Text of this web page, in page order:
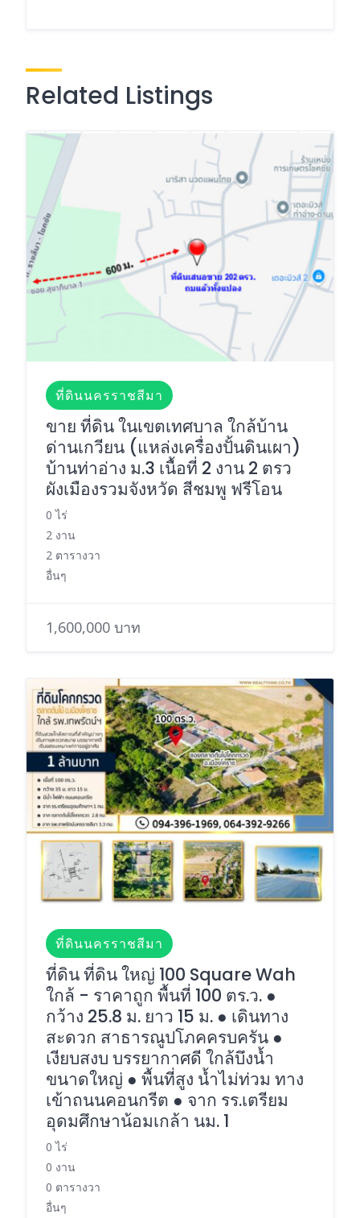
Related Listings
ที่ดินนครราชสีมา
ขาย ที่ดิน ในเขตเทศบาล ใกล้บ้าน
ด่านเกวียน (แหล่งเครื่องปั้นดินเผา)
บ้านท่าอ่าง ม.3 เนื้อที่ 2 งาน 2 ตรว
ผังเมืองรวมจังหวัด สีชมพู ฟรีโอน
0 ไร่
2 งาน
2 ตารางวา
อื่นๆ
1,600,000 บาท
ที่ดินนครราชสีมา
ที่ดิน ที่ดิน ใหญ่ 100 Square Wah
ใกล้ - ราคาถูก พื้นที่ 100 ตร.ว. ●
กว้าง 25.8 ม. ยาว 15 ม. ● เดินทาง
สะดวก สาธารณูปโภคครบครัน ●
เงียบสงบ บรรยากาศดี ใกล้บึงน้ำ
ขนาดใหญ่ ● พื้นที่สูง น้ำไม่ท่วม ทาง
เข้าถนนคอนกรีต ● จาก รร.เตรียม
อุดมศึกษาน้อมเกล้า นม. 1
0 ไร่
0 งาน
0 ตารางวา
อื่นๆ